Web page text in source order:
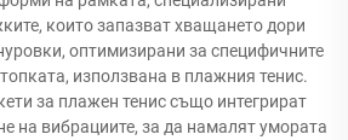
които запазват хващането дори
оптимизирани за специфичните
използвана в плажния тенис.
за плажен тенис също интегрират
на вибрациите, за да намалят умората